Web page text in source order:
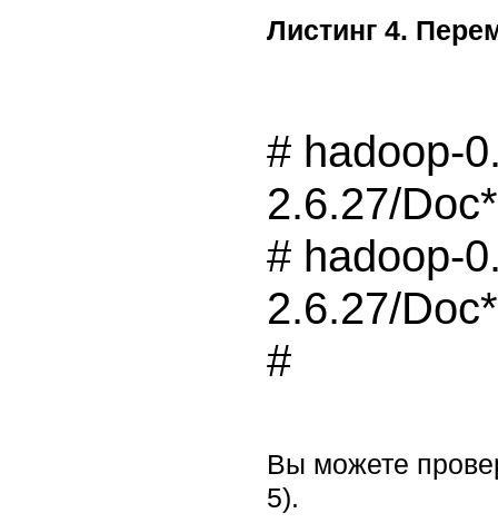
Листинг 4.
# hadoop-
2.6.27/
# hadoop-
2.6.27/
Вы можете
5).